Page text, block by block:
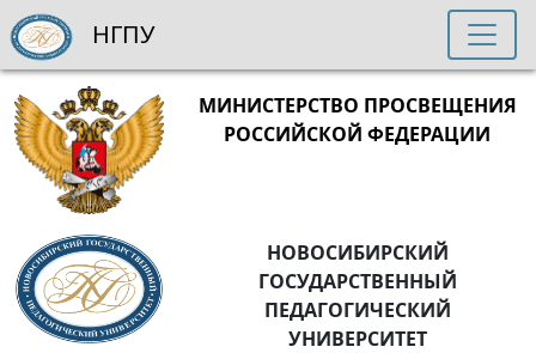
МИНИСТЕРСТВО ПРОСВЕЩЕНИЯ
РОССИЙСКОЙ ФЕДЕРАЦИИ
НОВОСИБИРСКИЙ
ГОСУДАРСТВЕННЫЙ
ПЕДАГОГИЧЕСКИЙ
УНИВЕРСИТЕТ
НГПУ